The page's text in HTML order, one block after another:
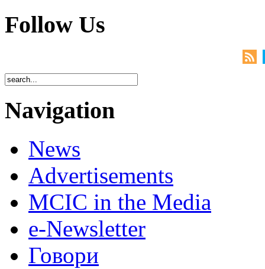
Follow Us
Navigation
News
Advertisements
MCIC in the Media
e-Newsletter
Говори